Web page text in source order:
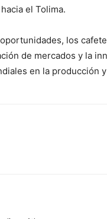
SUSCRÍBETE
el Tolima.
los
de mercados y la
en la producción